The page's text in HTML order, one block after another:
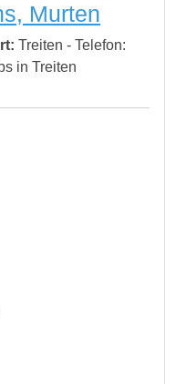
Murten
Treiten - Telefon:
in Treiten